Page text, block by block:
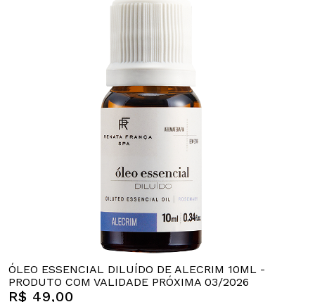
ÓLEO ESSENCIAL DILUÍDO DE ALECRIM 10ML -
PRODUTO COM VALIDADE PRÓXIMA 03/2026
R$ 49,00